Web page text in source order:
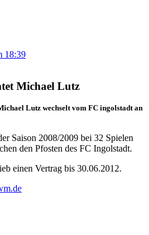
18:39
Michael Lutz
Lutz wechselt vom FC ingolstadt an
Saison 2008/2009 bei 32 Spielen
den Pfosten des FC Ingolstadt.
einen Vertrag bis 30.06.2012.